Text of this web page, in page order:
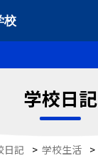
校
学校日記
日記 > 学校生活 >